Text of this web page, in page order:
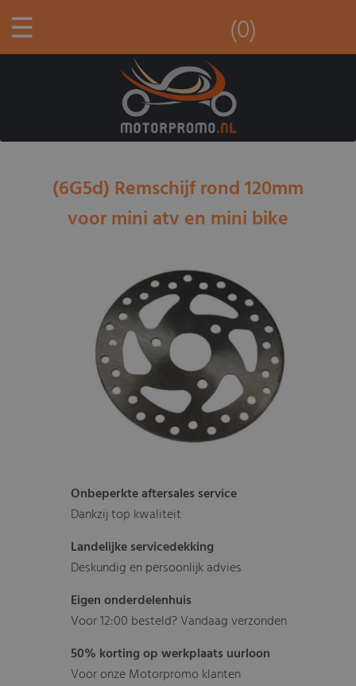
☰ (0)
(6G5d) Remschijf rond 120mm
voor mini atv en mini bike
Onbeperkte aftersales service
Dankzij top kwaliteit
Landelijke servicedekking
Deskundig en persoonlijk advies
Eigen onderdelenhuis
Voor 12:00 besteld? Vandaag verzonden
50% korting op werkplaats uurloon
Voor onze Motorpromo klanten